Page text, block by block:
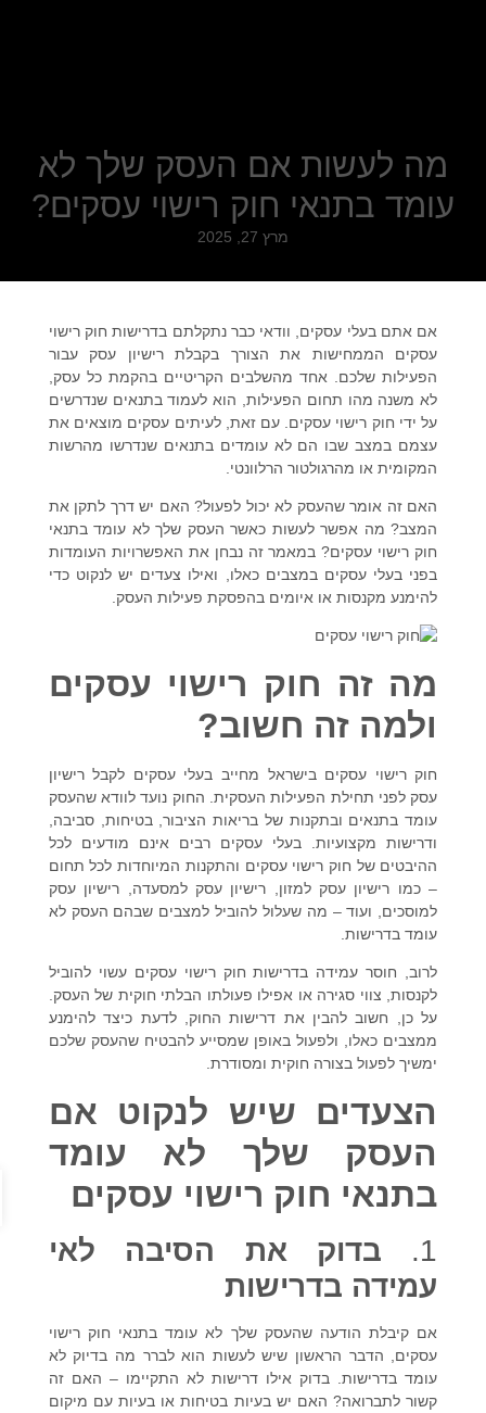
מה לעשות אם העסק שלך לא
עומד בתנאי חוק רישוי עסקים?
מרץ 27, 2025
אם אתם בעלי עסקים, וודאי כבר נתקלתם בדרישותחוק רישוי
עסקיםהממחישות את הצורך בקבלתרישיון עסק עבור
הפעילות שלכם. אחד מהשלבים הקריטיים בהקמת כל עסק,
לא משנה מהו תחום הפעילות, הוא לעמוד בתנאים שנדרשים
על ידיחוק רישוי עסקים. עם זאת, לעיתים עסקים מוצאים את
עצמם במצב שבו הם לא עומדים בתנאים שנדרשו מהרשות
המקומית או מהרגולטור הרלוונטי.
האם זה אומר שהעסק לא יכול לפעול? האם יש דרך לתקן את
המצב? מה אפשר לעשות כאשרהעסק שלך לא עומד בתנאי
חוק רישוי עסקים? במאמר זה נבחן את האפשרויות העומדות
בפני בעלי עסקים במצבים כאלו, ואילו צעדים יש לנקוט כדי
להימנע מקנסות או איומים בהפסקת פעילות העסק.
מה זה חוק רישוי עסקים
ולמה זה חשוב?
חוק רישוי עסקיםבישראל מחייב בעלי עסקים לקבלרישיון
לפני תחילת הפעילות העסקית. החוק נועד לוודא שהעסק
עומד בתנאים ובתקנות של בריאות הציבור, בטיחות, סביבה,
ודרישות מקצועיות. בעלי עסקים רבים אינם מודעים לכל
ההיבטים של חוק רישוי עסקיםוהתקנות המיוחדות לכל תחום
– כמורישיון עסק למזון,רישיון עסק למסעדה,רישיון עסק
למוסכים, ועוד – מה שעלול להוביל למצבים שבהם העסק לא
עומד בדרישות.
לרוב, חוסר עמידה בדרישותחוק רישוי עסקיםעשוי להוביל
לקנסות, צווי סגירה או אפילו פעולתו הבלתי חוקית של העסק.
על כן, חשוב להבין את דרישות החוק, לדעת כיצד להימנע
ממצבים כאלו, ולפעול באופן שמסייע להבטיח שהעסק שלכם
ימשיך לפעול בצורה חוקית ומסודרת.
הצעדים שיש לנקוט אם
העסק שלך לא עומד
בתנאי חוק רישוי עסקים
בדוק את הסיבה לאי
עמידה בדרישות
אם קיבלת הודעה שהעסק שלך לא עומד בתנאיחוק רישוי
עסקים, הדבר הראשון שיש לעשות הוא לברר מה בדיוק לא
עומד בדרישות. בדוק אילו דרישות לא התקיימו – האם זה
קשור לתברואה? האם יש בעיות בטיחות או בעיות עם מיקום